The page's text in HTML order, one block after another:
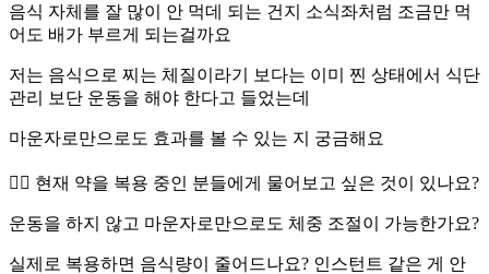
음식 자체를 잘 많이 안 먹데 되는 건지 소식좌처럼 조금만 먹
어도 배가 부르게 되는걸까요
저는 음식으로 찌는 체질이라기 보다는 이미 찐 상태에서 식단
관리 보단 운동을 해야 한다고 들었는데
마운자로만으로도 효과를 볼 수 있는 지 궁금해요
👉🏻 현재 약을 복용 중인 분들에게 물어보고 싶은 것이 있나요?
운동을 하지 않고 마운자로만으로도 체중 조절이 가능한가요?
실제로 복용하면 음식량이 줄어드나요? 인스턴트 같은 게 안